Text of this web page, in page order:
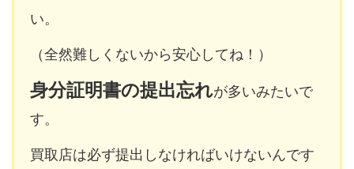
い。
（全然難しくないから安心してね！）
身分証明書の提出忘れが多いみたいで
す。
買取店は必ず提出しなければいけないんです